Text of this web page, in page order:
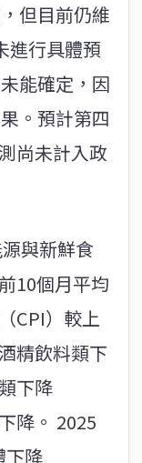
但目前仍維
進行具體預
能確定，因
。預計第四
尚未計入政
與新鮮食
10個月平均
CPI）較上
精飲料類下
下降
降。 2025
下降